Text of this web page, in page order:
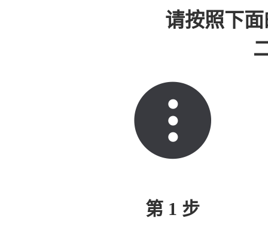
请按照下
第 1 步